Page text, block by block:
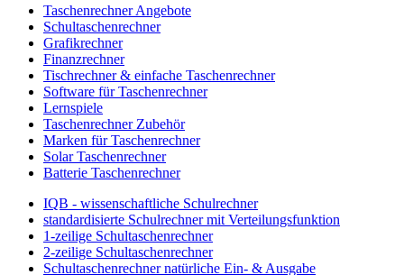
Taschenrechner Angebote
Schultaschenrechner
Grafikrechner
Finanzrechner
Tischrechner & einfache Taschenrechner
Software für Taschenrechner
Lernspiele
Taschenrechner Zubehör
Marken für Taschenrechner
Solar Taschenrechner
Batterie Taschenrechner
IQB - wissenschaftliche Schulrechner
standardisierte Schulrechner mit Verteilungsfunktion
1-zeilige Schultaschenrechner
2-zeilige Schultaschenrechner
Schultaschenrechner natürliche Ein- & Ausgabe